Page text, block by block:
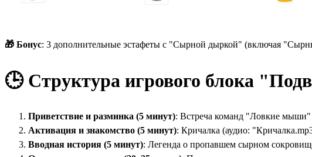
🎁 Бонус: 3 дополнительные эстафеты с "Сырной дыркой" (включая
🕒 Структура игрового блока
Приветствие и разминка (5 минут): Встреча команд "Ловкие мыши"
Активация и знакомство (5 минут): Кричалка (аудио:
Вводная история (5 минут): Легенда о пропавшем сырном